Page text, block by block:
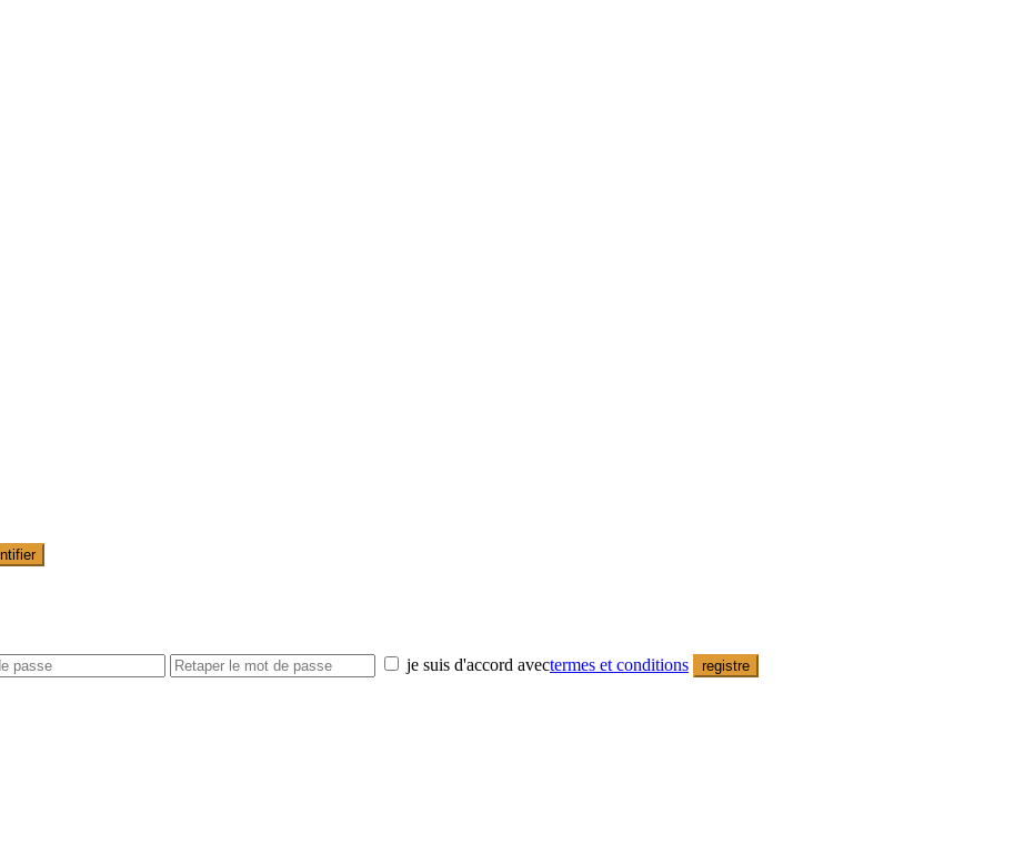
je suis d'accord avectermes et conditions registre